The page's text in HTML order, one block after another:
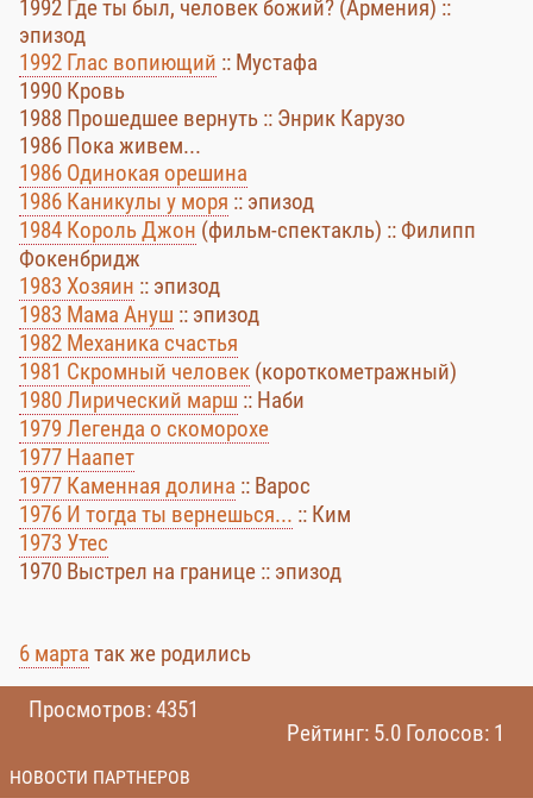
1992 Где ты был, человек божий? (Армения) ::
эпизод
1992 Глас вопиющий :: Мустафа
1990 Кровь
1988 Прошедшее вернуть :: Энрик Карузо
1986 Пока живем...
1986 Одинокая орешина
1986 Каникулы у моря :: эпизод
1984 Король Джон (фильм-спектакль) :: Филипп
Фокенбридж
1983 Хозяин :: эпизод
1983 Мама Ануш :: эпизод
1982 Механика счастья
1981 Скромный человек (короткометражный)
1980 Лирический марш :: Наби
1979 Легенда о скоморохе
1977 Наапет
1977 Каменная долина :: Варос
1976 И тогда ты вернешься... :: Ким
1973 Утес
1970 Выстрел на границе :: эпизод
6 марта так же родились
Просмотров: 4351
Рейтинг: 5.0 Голосов: 1
НОВОСТИ ПАРТНЕРОВ